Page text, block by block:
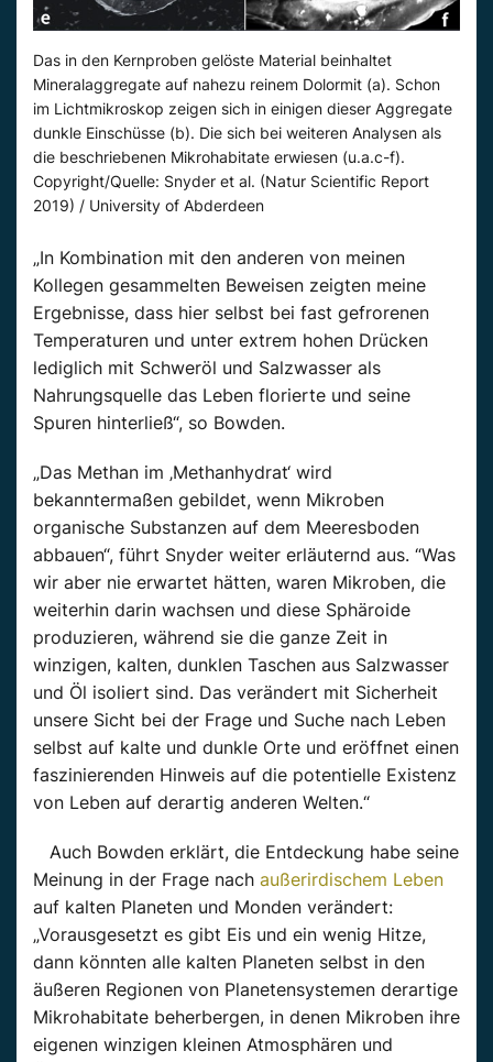
Das in den Kernproben gelöste Material beinhaltet
Mineralaggregate auf nahezu reinem Dolormit (a). Schon
im Lichtmikroskop zeigen sich in einigen dieser Aggregate
dunkle Einschüsse (b). Die sich bei weiteren Analysen als
die beschriebenen Mikrohabitate erwiesen (u.a.c-f).
Copyright/Quelle: Snyder et al. (Natur Scientific Report
2019) / University of Abderdeen
„In Kombination mit den anderen von meinen
Kollegen gesammelten Beweisen zeigten meine
Ergebnisse, dass hier selbst bei fast gefrorenen
Temperaturen und unter extrem hohen Drücken
lediglich mit Schweröl und Salzwasser als
Nahrungsquelle das Leben florierte und seine
Spuren hinterließ“, so Bowden.
„Das Methan im ‚Methanhydrat‘ wird
bekanntermaßen gebildet, wenn Mikroben
organische Substanzen auf dem Meeresboden
abbauen“, führt Snyder weiter erläuternd aus. “Was
wir aber nie erwartet hätten, waren Mikroben, die
weiterhin darin wachsen und diese Sphäroide
produzieren, während sie die ganze Zeit in
winzigen, kalten, dunklen Taschen aus Salzwasser
und Öl isoliert sind. Das verändert mit Sicherheit
unsere Sicht bei der Frage und Suche nach Leben
selbst auf kalte und dunkle Orte und eröffnet einen
faszinierenden Hinweis auf die potentielle Existenz
von Leben auf derartig anderen Welten.“
Auch Bowden erklärt, die Entdeckung habe seine
Meinung in der Frage nach außerirdischem Leben
auf kalten Planeten und Monden verändert:
„Vorausgesetzt es gibt Eis und ein wenig Hitze,
dann könnten alle kalten Planeten selbst in den
äußeren Regionen von Planetensystemen derartige
Mikrohabitate beherbergen, in denen Mikroben ihre
eigenen winzigen kleinen Atmosphären und